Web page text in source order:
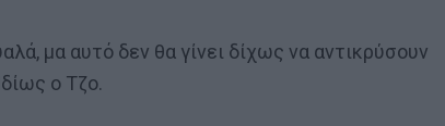
μα αυτό δεν θα γίνει δίχως να αντικρύσουν
ο Τζο.